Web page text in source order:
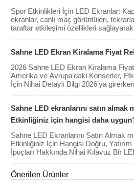
Spor Etkinlikleri İçin LED Ekranlar:
ekranlar, canlı maç görüntüleri,
taraftar etkileşimi özellikleri
etkinliklerinin vazgeçilmez bir parçası
sponsorluklar ve reklam gelirleri için de
fazlasını incelemektedir. […]
Sahne LED Ekran Kiralama Fiyat
2026 Sahne LED Ekran Kiralama
Amerika ve Avrupa'daki Konserler,
İçin Nihai Detaylı Bilgi 2026'ya
rağmen LED duvar kiralama maliyetleri
fiyatları biraz düşmüş olsa da, daha
(4K/8K […]) olan talep devam ediyor.
Sahne LED ekranlarını satın almak
Etkinliğiniz için hangisi daha
Sahne LED Ekranlarını Satın Almak
Etkinliğiniz İçin Hangisi Doğru,
İpuçları Hakkında Nihai Kılavuz Bir
etkinlik planlayıcısının, ibadethanenin
şirketinin yapabileceği en önemli
Önerilen Ürünler